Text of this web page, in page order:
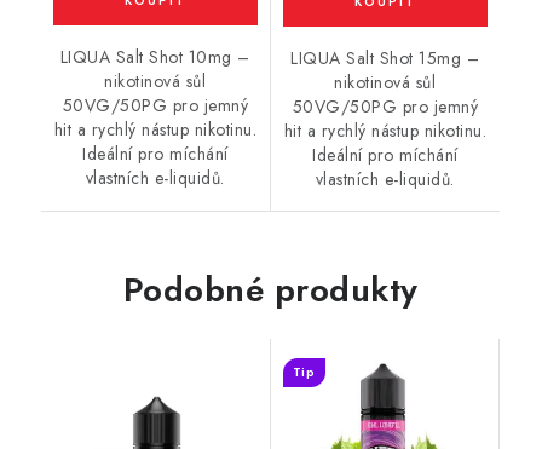
LIQUA Salt Shot 10mg –
nikotinová sůl
50VG/50PG pro jemný
hit a rychlý nástup nikotinu.
Ideální pro míchání
vlastních e-liquidů.
LIQUA Salt Shot 15mg –
nikotinová sůl
50VG/50PG pro jemný
hit a rychlý nástup nikotinu.
Ideální pro míchání
vlastních e-liquidů.
Podobné produkty
Tip